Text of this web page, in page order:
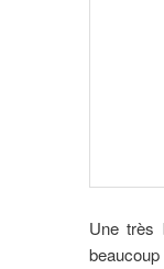
Une très